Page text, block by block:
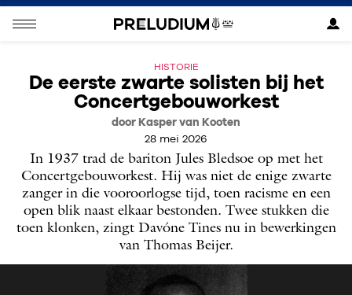
HISTORIE
De eerste zwarte solisten bij het
Concertgebouworkest
door Kasper van Kooten
28 mei 2026
In 1937 trad de bariton Jules Bledsoe op met het
Concertgebouworkest. Hij was niet de enige zwarte
zanger in die vooroorlogse tijd, toen racisme en een
open blik naast elkaar bestonden. Twee ­stukken die
toen klonken, zingt Davóne Tines nu in bewerkingen
van Thomas Beijer.